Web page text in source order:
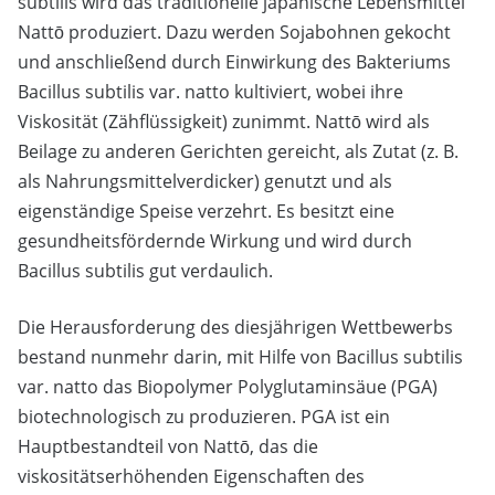
Nattō produziert. Dazu werden Sojabohnen gekocht
und anschließend durch Einwirkung des Bakteriums
Bacillus subtilis var. natto kultiviert, wobei ihre
Viskosität (Zähflüssigkeit) zunimmt. Nattō wird als
Beilage zu anderen Gerichten gereicht, als Zutat (z. B.
als Nahrungsmittelverdicker) genutzt und als
eigenständige Speise verzehrt. Es besitzt eine
gesundheitsfördernde Wirkung und wird durch
Bacillus subtilis gut verdaulich.
Die Herausforderung des diesjährigen Wettbewerbs
bestand nunmehr darin, mit Hilfe von Bacillus subtilis
var. natto das Biopolymer Polyglutaminsäue (PGA)
biotechnologisch zu produzieren. PGA ist ein
Hauptbestandteil von Nattō, das die
viskositätserhöhenden Eigenschaften des